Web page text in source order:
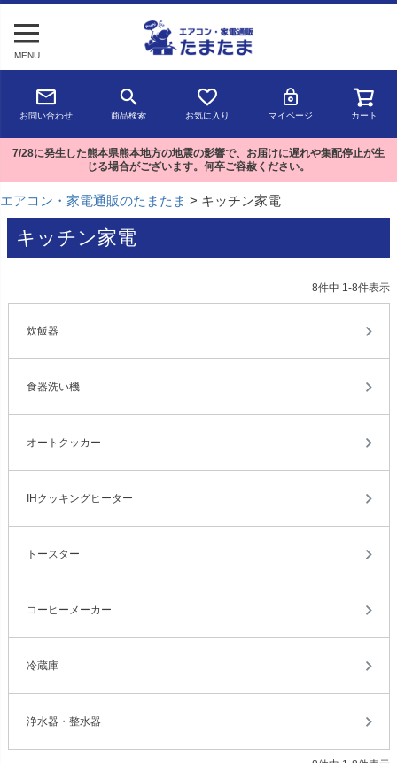
MENU
お問い合わせ 商品検索 お気に入り マイページ カート
7/28に発生した熊本県熊本地方の地震の影響で、お届けに遅れや集配停止が生
じる場合がございます。何卒ご容赦ください。
エアコン・家電通販のたまたま キッチン家電
キッチン家電
8件中 1-8件表示
炊飯器
食器洗い機
オートクッカー
IHクッキングヒーター
トースター
コーヒーメーカー
冷蔵庫
浄水器・整水器